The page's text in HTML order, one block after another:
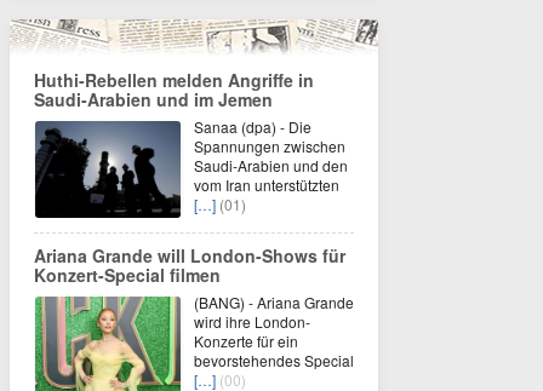
Huthi-Rebellen melden Angriffe in
Saudi-Arabien und im Jemen
Sanaa (dpa) - Die
Spannungen zwischen
Saudi-Arabien und den
vom Iran unterstützten
[…] (01)
Ariana Grande will London-Shows für
Konzert-Special filmen
(BANG) - Ariana Grande
wird ihre London-
Konzerte für ein
bevorstehendes Special
[…] (00)